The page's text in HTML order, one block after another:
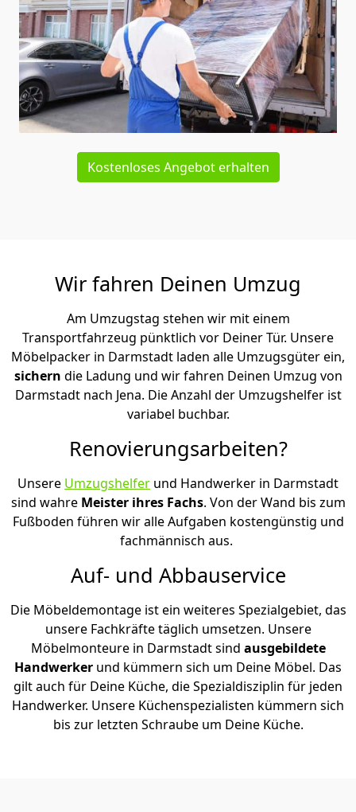
Kostenloses Angebot erhalten
Wir fahren Deinen Umzug
Am Umzugstag stehen wir mit einem
Transportfahrzeug pünktlich vor Deiner Tür. Unsere
Möbelpacker in Darmstadt laden alle Umzugsgüter ein,
sichern die Ladung und wir fahren Deinen Umzug von
Darmstadt nach Jena. Die Anzahl der Umzugshelfer ist
variabel buchbar.
Renovierungsarbeiten?
Unsere Umzugshelfer und Handwerker in Darmstadt
sind wahre Meister ihres Fachs. Von der Wand bis zum
Fußboden führen wir alle Aufgaben kostengünstig und
fachmännisch aus.
Auf- und Abbauservice
Die Möbeldemontage ist ein weiteres Spezialgebiet, das
unsere Fachkräfte täglich umsetzen. Unsere
Möbelmonteure in Darmstadt sind ausgebildete
Handwerker und kümmern sich um Deine Möbel. Das
gilt auch für Deine Küche, die Spezialdisziplin für jeden
Handwerker. Unsere Küchenspezialisten kümmern sich
bis zur letzten Schraube um Deine Küche.